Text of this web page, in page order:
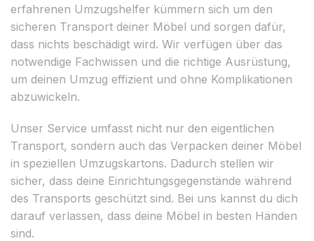
erfahrenen Umzugshelfer kümmern sich um den
sicheren Transport deiner Möbel und sorgen dafür,
dass nichts beschädigt wird. Wir verfügen über das
notwendige Fachwissen und die richtige Ausrüstung,
um deinen Umzug effizient und ohne Komplikationen
abzuwickeln.
Unser Service umfasst nicht nur den eigentlichen
Transport, sondern auch das Verpacken deiner Möbel
in speziellen Umzugskartons. Dadurch stellen wir
sicher, dass deine Einrichtungsgegenstände während
des Transports geschützt sind. Bei uns kannst du dich
darauf verlassen, dass deine Möbel in besten Händen
sind.